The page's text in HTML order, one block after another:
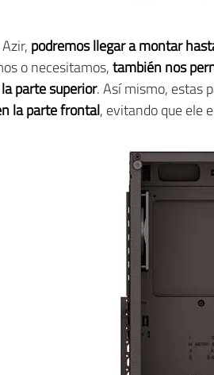
podremos llegar a montar
o necesitamos,también nos
parte superior. Así mismo, estas
la parte frontal, evitando que ele